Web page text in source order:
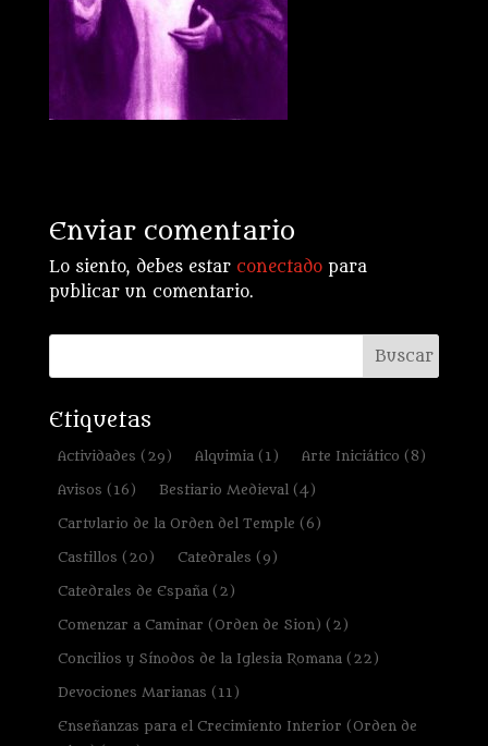
Enviar comentario
Lo siento, debes estar conectadopara
publicar un comentario.
Etiquetas
Actividades (29) Alquimia(1) Arte Iniciático (8)
Avisos (16) Bestiario Medieval(4)
Cartulario de la Orden del Temple (6)
Castillos (20) Catedrales (9)
Catedrales de España(2)
Comenzar a Caminar (Orden de Sion) (2)
Concilios y Sínodos de la Iglesia Romana(22)
Devociones Marianas (11)
Enseñanzas para el Crecimiento Interior (Orden de